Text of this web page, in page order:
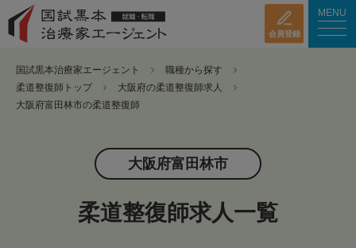
会員登録
MENU
国試黒本治療家エージェント
職種から探す
柔道整復師トップ
大阪府の柔道整復師求人
大阪府富田林市の柔道整復師
大阪府富田林市
柔道整復師求人一覧